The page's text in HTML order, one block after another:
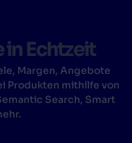
in Echtzeit
Margen, Angebote
Produkten mithilfe von
Search, Smart